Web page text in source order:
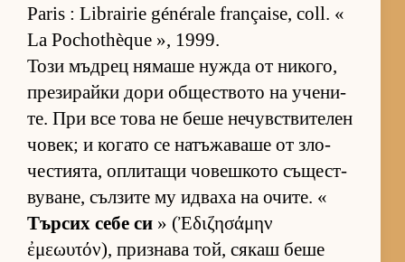
Paris : Librairie générale française, coll. «
La Pochothèque », 1999.
Този мъд­рец ня­маше нужда от ни­ко­го,
пре­зи­райки дори об­щес­т­вото на уче­ни­
те. При все това не беше не­чув­с­т­ви­те­лен
чо­век; и ко­гато се на­тъ­жа­ваше от зло­
чес­ти­я­та, оп­ли­тащи чо­веш­кото съ­щес­т­
ву­ва­не, съл­зите му ид­ваха на очи­те. «
Тър­сих себе си » (Ἐδιζησάμην
ἐμεωυτόν), приз­нава той, ся­каш беше